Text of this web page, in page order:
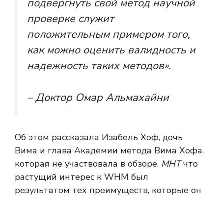
подвергнуть свой метод научной
проверке служит
положительным примером того,
как можно оценить валидность и
надежность таких методов».
– Доктор Омар Альмахайни
Об этом рассказала Изабель Хоф, дочь
Вима и глава Академии метода Вима Хофа,
которая не участвовала в обзоре. МНТчто
растущий интерес к WHM был
результатом тех преимуществ, которые он